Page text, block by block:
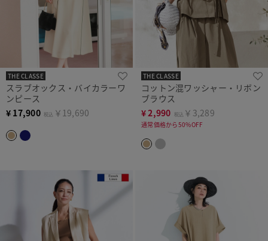
THE CLASSE
スラブオックス・バイカラーワ
ンピース
¥ 17,900 税込 ￥19,690
THE CLASSE
コットン混ワッシャー・リボン
ブラウス
¥2,990 税込 ￥3,289
通常価格から50%OFF